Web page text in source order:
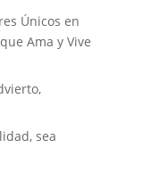
Únicos en
Ama y Vive
sea